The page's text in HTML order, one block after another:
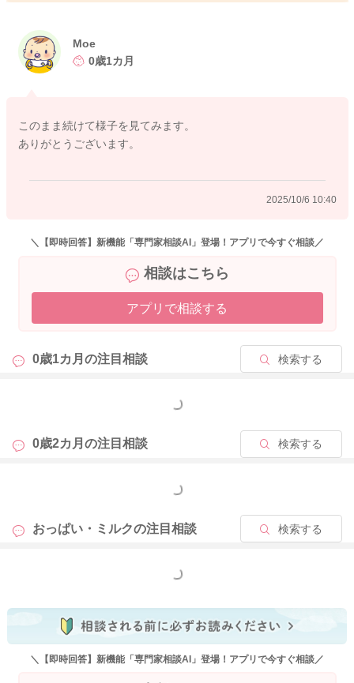
Moe
0歳1カ月
このまま続けて様子を見てみます。
ありがとうございます。
2025/10/6 10:40
＼【即時回答】新機能「専門家相談AI」登場！アプリで今すぐ相談／
相談はこちら
アプリで相談する
0歳1カ月の注目相談 検索する
もっと見る
0歳2カ月の注目相談 検索する
もっと見る
おっぱい・ミルクの注目相談 検索する
もっと見る
＼【即時回答】新機能「専門家相談AI」登場！アプリで今すぐ相談／